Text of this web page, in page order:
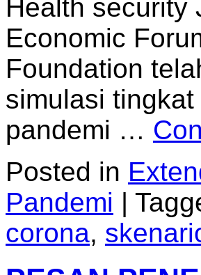
Health security
Economic
Foundation
simulasi
pandemi …
Posted in
Pandemi |
corona,